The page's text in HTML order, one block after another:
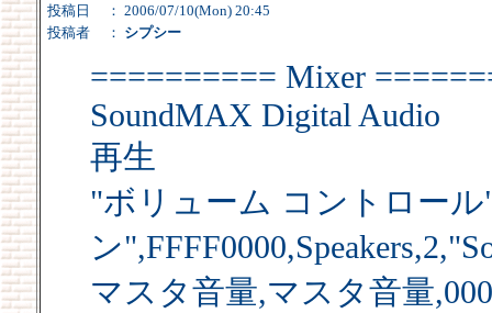
投稿日
： 2006/07/10(Mon) 20:45
投稿者
： シプシー
========== Mixer
SoundMAX Digital Audio
再生
"ボリューム コントロー
ン
マスタ音量,マスタ音量